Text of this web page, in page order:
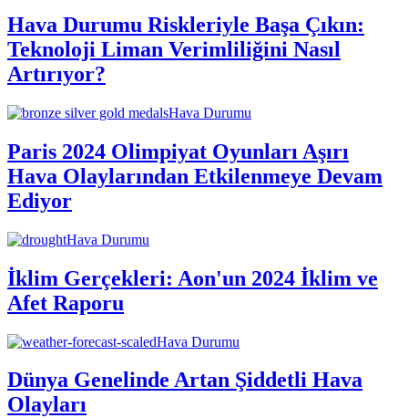
Hava Durumu Riskleriyle Başa Çıkın:
Teknoloji Liman Verimliliğini Nasıl
Artırıyor?
Hava Durumu
Paris 2024 Olimpiyat Oyunları Aşırı
Hava Olaylarından Etkilenmeye Devam
Ediyor
Hava Durumu
İklim Gerçekleri: Aon'un 2024 İklim ve
Afet Raporu
Hava Durumu
Dünya Genelinde Artan Şiddetli Hava
Olayları